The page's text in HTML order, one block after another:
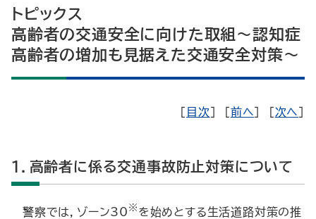
トピックス
高齢者の交通安全に向けた取組～認知症
高齢者の増加も見据えた交通安全対策～
目次 前へ 次へ
1．高齢者に係る交通事故防止対策について
警察では，ゾーン30 ※ を始めとする生活道路対策の推